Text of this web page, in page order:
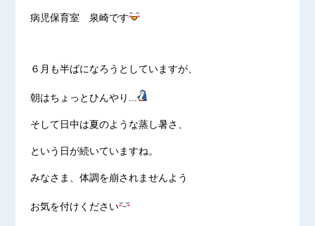
病児保育室 泉崎です
６月も半ばになろうとしていますが、
朝はちょっとひんやり...
そして日中は夏のような蒸し暑さ、
という日が続いていますね。
みなさま、体調を崩されませんよう
お気を付けください